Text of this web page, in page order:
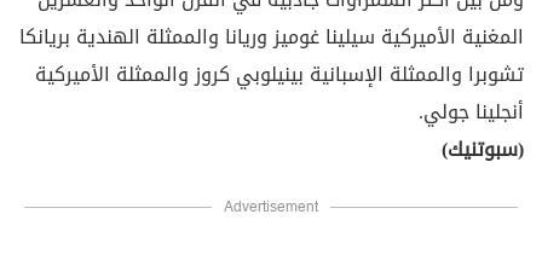
المغنية الأميركية سيلينا غوميز وريانا والممثلة الهندية بريانكا
تشوبرا والممثلة الإسبانية بينيلوبي كروز والممثلة الأميركية
أنجلينا جولي.
(سبوتنيك)
Advertisement